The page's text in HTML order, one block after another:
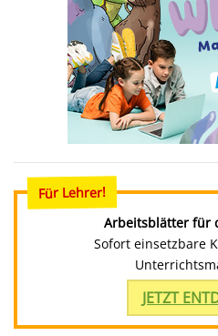
Für Lehrer!
Arbeitsblätter für
Sofort einsetzbare
JETZT